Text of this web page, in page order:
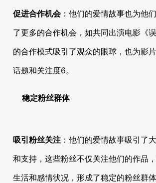
促进合作机会：他们的爱情故事也为他
了更多的合作机会，如共同出演电影《
的合作模式吸引了观众的眼球，也为影
话题和关注度6。
稳定粉丝群体
吸引粉丝关注：他们的爱情故事吸引了
和支持，这些粉丝不仅关注他们的作品
生活和感情状况，形成了稳定的粉丝群体